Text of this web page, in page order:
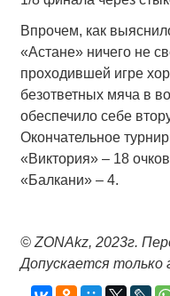
Впрочем, как
«Астане» ничего не
проходившей игре
безответных мяча в
обеспечило себе
Окончательное
«Виктория» – 18
«Балкани» – 4.
©ZONAkz, 2023г.
Допускается только